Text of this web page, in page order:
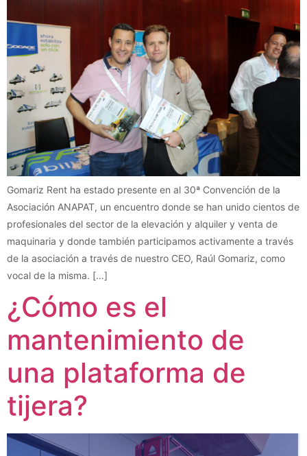
Gomariz Rent ha estado presente en al 30ª Convención de la
Asociación ANAPAT, un encuentro donde se han unido cientos de
profesionales del sector de la elevación y alquiler y venta de
maquinaria y donde también participamos activamente a través
de la asociación a través de nuestro CEO, Raúl Gomariz, como
vocal de la misma. […]
¿Cómo es el
mantenimiento de
una plataforma de
tijera?